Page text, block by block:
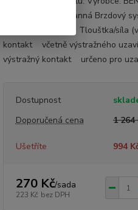
náprava - oboustranná
Výška (v mm) 62 Tlouštka/síla
kontakt včetně výstražného
výstražný kontakt určeno pro
Dostupnost
Doporučená cena
1 264
Ušetříte 994
270 Kč/sada
223 Kč bez DPH